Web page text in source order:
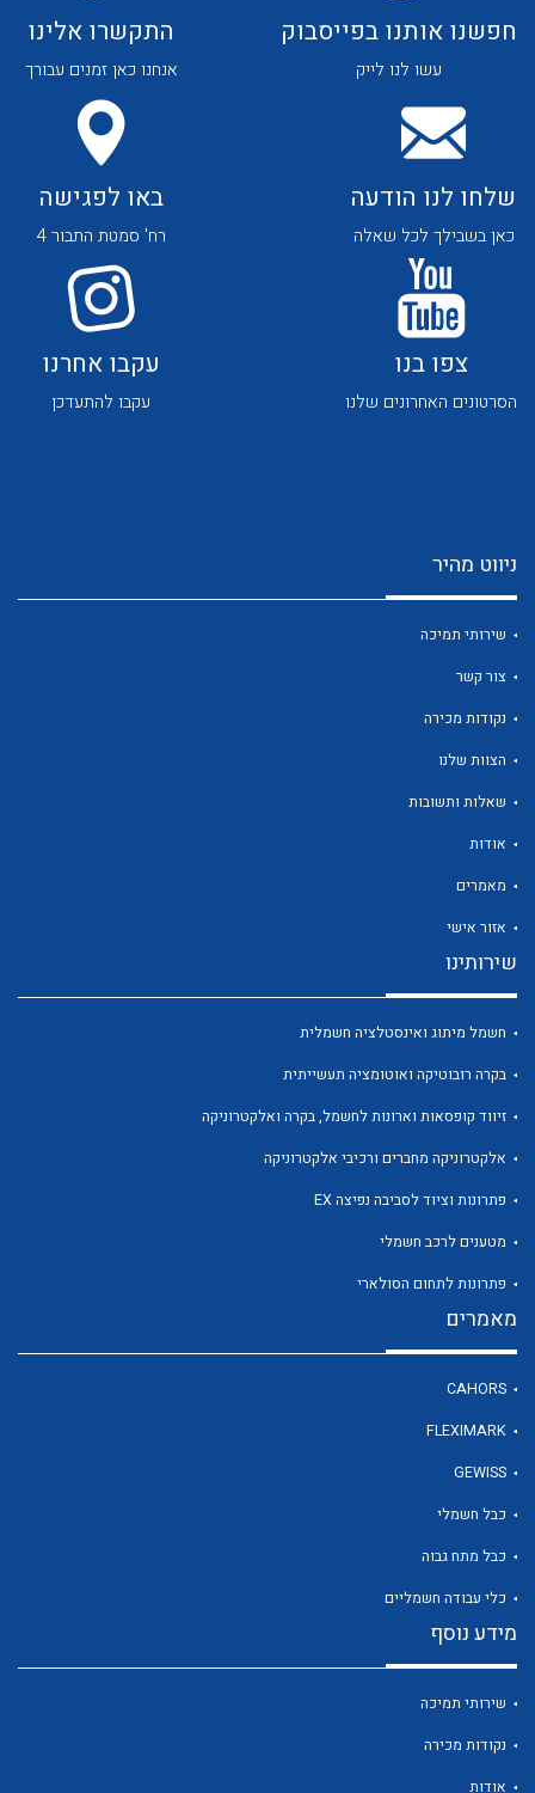
לכל מוצרי היצרן לכל מוצרי היצרן
לכל מוצרי היצרן לכל מוצרי היצרן
לכל מוצרי היצרן
לכל מוצרי היצרן
חפשנו אותנו בפייסבוק
עשו לנו לייק
התקשרו אלינו
אנחנו כאן זמנים עבורך
שלחו לנו הודעה
כאן בשבילך לכל שאלה
באו לפגישה
רח' סמטת התבור 4
צפו בנו
הסרטונים האחרונים שלנו
עקבו אחרנו
עקבו להתעדכן
ניווט מהיר
שירותי תמיכה
צור קשר
נקודות מכירה
הצוות שלנו
שאלות ותשובות
אודות
מאמרים
אזור אישי
שירותינו
חשמל מיתוג ואינסטלציה חשמלית
בקרה רובוטיקה ואוטומציה תעשייתית
זיווד קופסאות וארונות לחשמל, בקרה ואלקטרוניקה
אלקטרוניקה מחברים ורכיבי אלקטרוניקה
פתרונות וציוד לסביבה נפיצה EX
מטענים לרכב חשמלי
פתרונות לתחום הסולארי
מאמרים
CAHORS
FLEXIMARK
GEWISS
כבל חשמלי
כבל מתח גבוה
כלי עבודה חשמליים
מידע נוסף
שירותי תמיכה
נקודות מכירה
אודות